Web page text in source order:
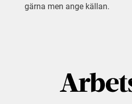
gärna men ange källan.